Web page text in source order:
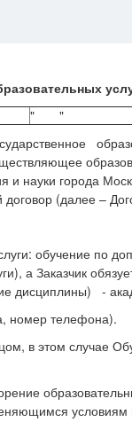
" "
науки города
договор (далее –
обучение по
дисциплины) -
номер телефона).
в этом случае